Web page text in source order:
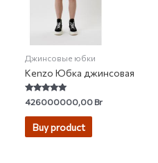
Джинсовые юбки
Kenzo Юбка джинсовая
Rated
5.00
out of 5
426000000,00Br
Buy product